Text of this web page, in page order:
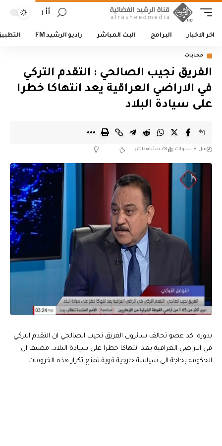
أأ
اخر الاخبار البرامج البث المباشر راديو الرشيد FM
محليات
الفريق نجيب الصالحي : التقدم التركي
في الاراضي العراقية يعد انتهاكا خطرا
على سيادة البلاد
قبل 8 سنوات 28 مشاهدات
بدوره اكد عضو تحالف سائرون الفريق نجيب الصالحي ان التقدم التركي
في الاراضي العراقية يعد انتهاكا خطرا على سيادة البلاد، مضيفا ان
الحكومة بحاجة الى سياسة خارجية قوية تمنع تكرار هذه الخروقات